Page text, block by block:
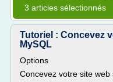
3 articles sélectionnés
Tutoriel : Concevez
MySQL
Options
Concevez votre site web